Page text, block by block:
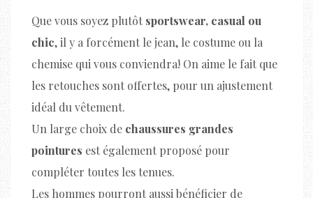
Que vous soyez plutôt sportswear, casual ou
chic, il y a forcément le jean, le costume ou la
chemise qui vous conviendra! On aime le fait que
les retouches sont offertes, pour un ajustement
idéal du vêtement.
Un large choix de chaussures grandes
pointures est également proposé pour
compléter toutes les tenues.
Les hommes pourront aussi bénéficier de